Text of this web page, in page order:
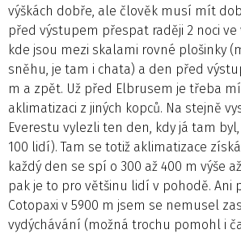
výškách dobře, ale člověk musí mít
před výstupem přespat raději 2 noci ve
kde jsou mezi skalami rovné plošinky
sněhu, je tam i chata) a den před
m a zpět. Už před Elbrusem je třeba
aklimatizaci z jiných kopců. Na stejně
Everestu vylezli ten den, kdy já tam
100 lidí). Tam se totiž aklimatizace
každý den se spí o 300 až 400 m výše
pak je to pro většinu lidí v pohodě. Ani
Cotopaxi v 5900 m jsem se nemusel
vydýchávání (možná trochu pomohl i